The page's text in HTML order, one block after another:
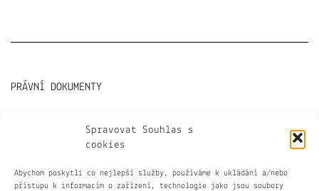
Spravovat Souhlas s
cookies
Abychom poskytli co nejlepší služby, používáme k ukládání a/nebo
přístupu k informacím o zařízení, technologie jako jsou soubory
PRÁVNÍ DOKUMENTY
Všeobecné obchodní podmínky